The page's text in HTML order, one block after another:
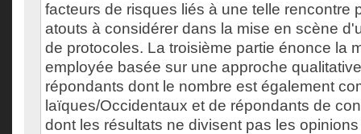
facteurs de risques liés à une telle rencontre
atouts à considérer dans la mise en scène
de protocoles. La troisième partie énonce la
employée basée sur une approche
répondants dont le nombre est également
laïques/Occidentaux et de répondants de
dont les résultats ne divisent pas les